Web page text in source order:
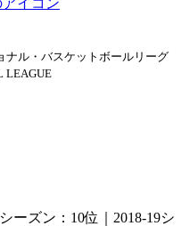
ナル・バスケットボールリーグ
LEAGUE
ーズン：10位｜2018-19シ